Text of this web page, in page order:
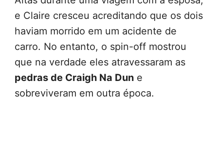
e Claire cresceu acreditando que os dois
haviam morrido em um acidente de
carro. No entanto, o spin-off mostrou
que na verdade eles atravessaram as
pedras de Craigh Na Dun e
sobreviveram em outra época.